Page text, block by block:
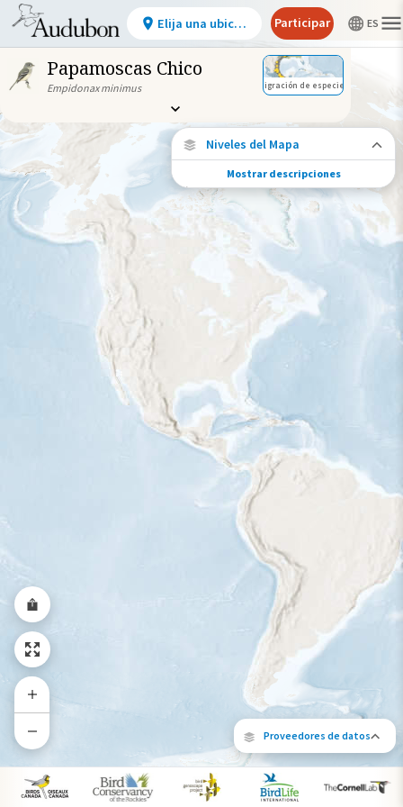
Papamoscas Chico
Empidonax minimus Migración de especies
Proveedores de datos
Niveles del Mapa
Conexiones de especies
Elija cualquier ubicación en el mapa para
ver dónde más se han vuelto a encontrar
aves marcadas de esta especie.
Ubicaciones con disponibilidad
Ubicaciones conectadas
Gama de especies por estación
Gama de verano
Rango de invierno
Rango a lo largo del año
Mostrar descripciones
Elija una ubicación Participar